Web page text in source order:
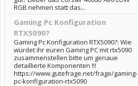
RGB nehmen statt das...
Gaming Pc Konfiguration
RTX5090?
Gaming Pc Konfiguration RTX5090?: Wie
würdet ihr euren Gaming PC mit rtx5090
zusammenstellen bitte um genaue
detaillierte Komponenten !!!
https://www.gutefrage.net/frage/gaming-
pc-konfiguration-rtx5090